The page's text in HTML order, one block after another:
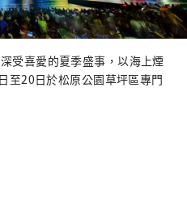
受喜愛的夏季盛事，以海上煙
至20日於松原公園草坪區專門